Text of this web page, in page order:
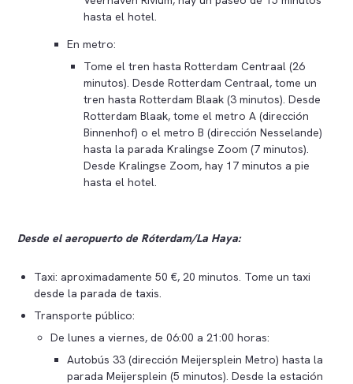
hasta el hotel.
En metro:
Tome el tren hasta Rotterdam Centraal (26
minutos). Desde Rotterdam Centraal, tome un
tren hasta Rotterdam Blaak (3 minutos). Desde
Rotterdam Blaak, tome el metro A (dirección
Binnenhof) o el metro B (dirección Nesselande)
hasta la parada Kralingse Zoom (7 minutos).
Desde Kralingse Zoom, hay 17 minutos a pie
hasta el hotel.
Desde el aeropuerto de Róterdam/La Haya:
Taxi: aproximadamente 50 €, 20 minutos. Tome un taxi
desde la parada de taxis.
Transporte público:
De lunes a viernes, de 06:00 a 21:00 horas:
Autobús 33 (dirección Meijersplein Metro) hasta la
parada Meijersplein (5 minutos). Desde la estación